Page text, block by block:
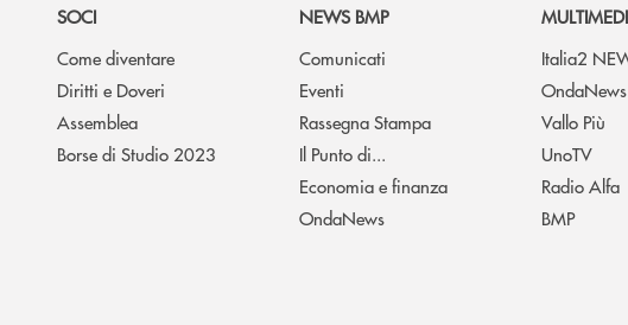
SOCI
Come diventare
Diritti e Doveri
Assemblea
Borse di Studio 2023
NEWS BMP
Comunicati
Eventi
Rassegna Stampa
Il Punto di...
Economia e finanza
OndaNews
Italia2
OndaNews
Vallo Più
UnoTV
Radio Alfa
BMP